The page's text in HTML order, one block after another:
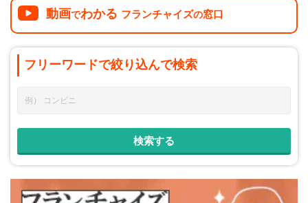
海外FC本部
インターン独立・社員募集
四国
九州・沖縄
100万以下で開業
脱サラで開業
法人様オススメ
副業・サイドビジネス
動画でわかる フランチャイズの窓口
フリーワードで絞り込んで検索